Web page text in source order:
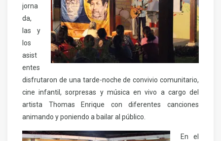
jorna
da,
las y
los
asist
entes
disfrutaron de una tarde-noche de convivio comunitario,
cine infantil, sorpresas y música en vivo a cargo del
artista Thomas Enrique con diferentes canciones
animando y poniendo a bailar al público.
En el